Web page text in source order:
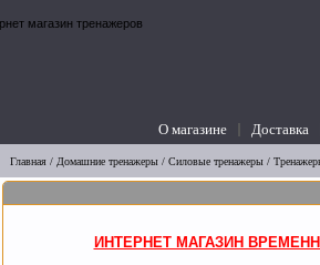
О магазине Доставка
Главная / Домашние тренажеры / Силовые тренажеры /
ИНТЕРНЕТ МАГАЗИН